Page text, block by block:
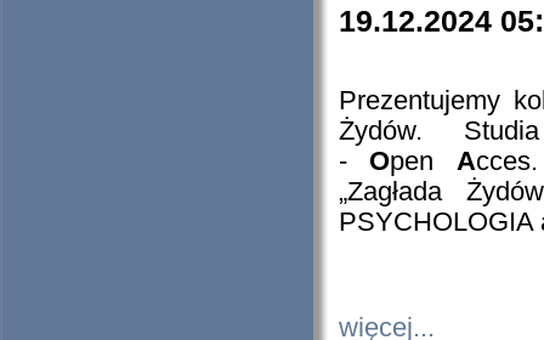
19.12.2024
Prezentujemy
Żydów.
- Open A
„Zagłada
PSYCHOLOGIA
więcej...